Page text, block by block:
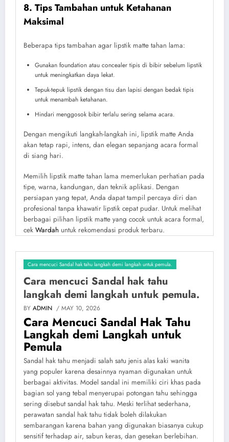
8. Tips Tambahan untuk Ketahanan
Maksimal
Beberapa tips tambahan agar lipstik matte tahan lama:
Gunakan foundation atau concealer tipis di bibir sebelum lipstik
untuk meningkatkan daya lekat.
Tepuk-tepuk lipstik dengan tisu dan lapisi dengan bedak tipis
untuk menambah ketahanan.
Hindari menggosok bibir terlalu sering selama acara.
Dengan mengikuti langkah-langkah ini, lipstik matte Anda
akan tetap rapi, intens, dan elegan sepanjang acara formal
di siang hari.
Memilih lipstik matte tahan lama memerlukan perhatian pada
tipe, warna, kandungan, dan teknik aplikasi. Dengan
persiapan yang tepat, Anda dapat tampil percaya diri dan
profesional tanpa khawatir lipstik cepat pudar. Untuk melihat
berbagai pilihan lipstik matte yang cocok untuk acara formal,
cek Wardah untuk rekomendasi produk terbaru.
Cara mencuci Sandal hak tahu langkah demi langkah untuk pemula.
Cara mencuci Sandal hak tahu
langkah demi langkah untuk pemula.
BY ADMIN / MAY 10, 2026
Cara Mencuci Sandal Hak Tahu
Langkah demi Langkah untuk
Pemula
Sandal hak tahu menjadi salah satu jenis alas kaki wanita
yang populer karena desainnya nyaman digunakan untuk
berbagai aktivitas. Model sandal ini memiliki ciri khas pada
bagian sol yang tebal menyerupai potongan tahu sehingga
sering disebut sandal hak tahu. Meski terlihat sederhana,
perawatan sandal hak tahu tidak boleh dilakukan
sembarangan karena bahan yang digunakan biasanya cukup
sensitif terhadap air, sabun keras, dan gesekan berlebihan.